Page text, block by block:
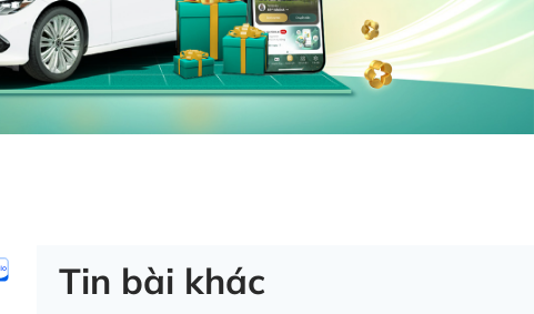
Tin bài khác